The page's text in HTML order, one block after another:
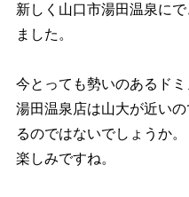
新しく山口市湯田温泉に
ました。
今とっても勢いのあるドミ
湯田温泉店は山大が近い
るのではないでしょうか。
楽しみですね。